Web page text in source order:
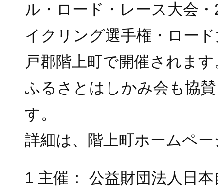
ル・ロード・レース大会
イクリング選手権・ロー
戸郡階上町で開催されます
ふるさとはしかみ会も協
す。
詳細は、階上町ホームペ
1 主催： 公益財団法人日